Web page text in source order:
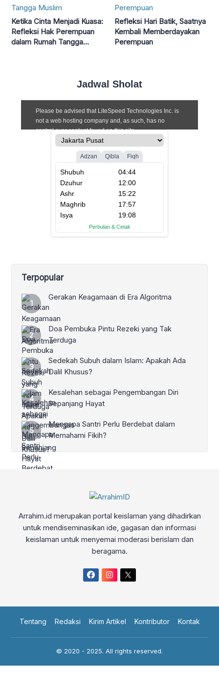
Ketika Cinta Menjadi Kuasa:
Refleksi Hak Perempuan
dalam Rumah Tangga
Refleksi Hari Batik, Saatnya
Kembali Memberdayakan
Perempuan
Jadwal Sholat
Terpopular
Gerakan Keagamaan di Era Algoritma
Doa Pembuka Pintu Rezeki yang Tak
Terduga
Sedekah Subuh dalam Islam: Apakah Ada
Dalil Khusus?
Kesalehan sebagai Pengembangan Diri
Sepanjang Hayat
Mengapa Santri Perlu Berdebat dalam
Memahami Fikih?
Arrahim.id merupakan portal keislaman yang dihadirkan
untuk mendiseminasikan ide, gagasan dan informasi
keislaman untuk menyemai moderasi berislam dan
beragama.
Tentang Redaksi Kirim Artikel Kontributor Kontak
© 2020 - 2025. All rights reserved.